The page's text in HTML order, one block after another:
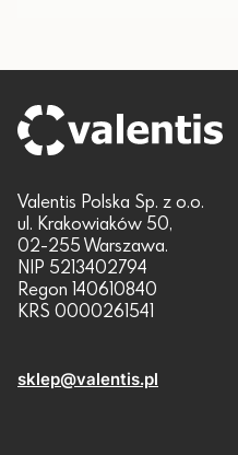
Valentis Polska Sp. z o.o.
ul. Krakowiaków 50,
02-255 Warszawa.
NIP 5213402794
Regon 140610840
KRS 0000261541
sklep@valentis.pl